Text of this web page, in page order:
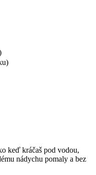
keď kráčaš pod vodou,
nádychu pomaly a bez